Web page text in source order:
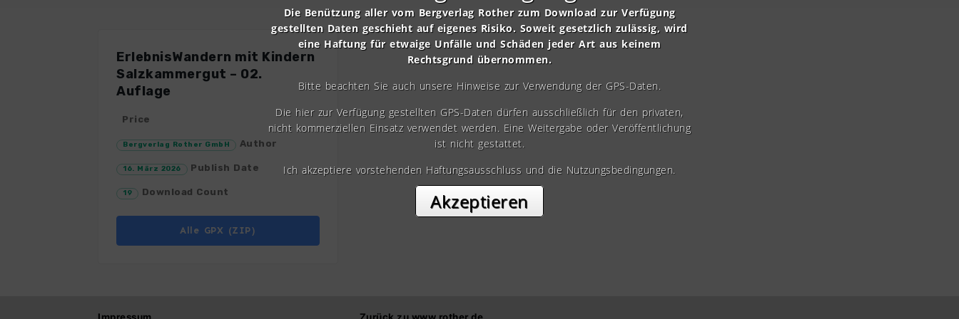
ErlebnisWandern mit Kindern
Salzkammergut – 02.
Auflage
Price
Bergverlag Rother GmbH Author
16. März 2026 Publish Date
19 Download Count
Alle GPX (ZIP)
Die Benützung aller vom Bergverlag Rother zum Download zur Verfügung
gestellten Daten geschieht auf eigenes Risiko. Soweit gesetzlich zulässig, wird
eine Haftung für etwaige Unfälle und Schäden jeder Art aus keinem
Rechtsgrund übernommen.
Bitte beachten Sie auch unsere Hinweise zur Verwendung der GPS-Daten.
Die hier zur Verfügung gestellten GPS-Daten dürfen ausschließlich für den privaten,
nicht kommerziellen Einsatz verwendet werden. Eine Weitergabe oder Veröffentlichung
ist nicht gestattet.
Ich akzeptiere vorstehenden Haftungsausschluss und die Nutzungsbedingungen.
Akzeptieren